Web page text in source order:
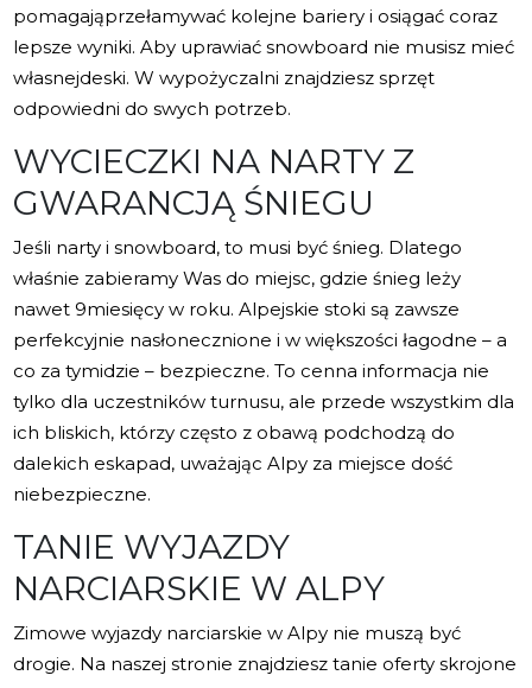
pomagająprzełamywać kolejne bariery i osiągać coraz
lepsze wyniki. Aby uprawiać snowboard nie musisz mieć
własnejdeski. W wypożyczalni znajdziesz sprzęt
odpowiedni do swych potrzeb.
WYCIECZKI NA NARTY Z
GWARANCJĄ ŚNIEGU
Jeśli narty i snowboard, to musi być śnieg. Dlatego
właśnie zabieramy Was do miejsc, gdzie śnieg leży
nawet 9miesięcy w roku. Alpejskie stoki są zawsze
perfekcyjnie nasłonecznione i w większości łagodne – a
co za tymidzie – bezpieczne. To cenna informacja nie
tylko dla uczestników turnusu, ale przede wszystkim dla
ich bliskich, którzy często z obawą podchodzą do
dalekich eskapad, uważając Alpy za miejsce dość
niebezpieczne.
TANIE WYJAZDY
NARCIARSKIE W ALPY
Zimowe wyjazdy narciarskie w Alpy nie muszą być
drogie. Na naszej stronie znajdziesz tanie oferty skrojone